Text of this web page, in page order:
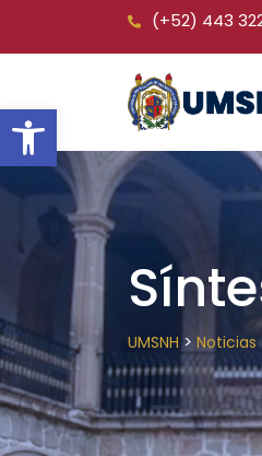
Open toolbar
(+52) 443
UMSNH > Noticias